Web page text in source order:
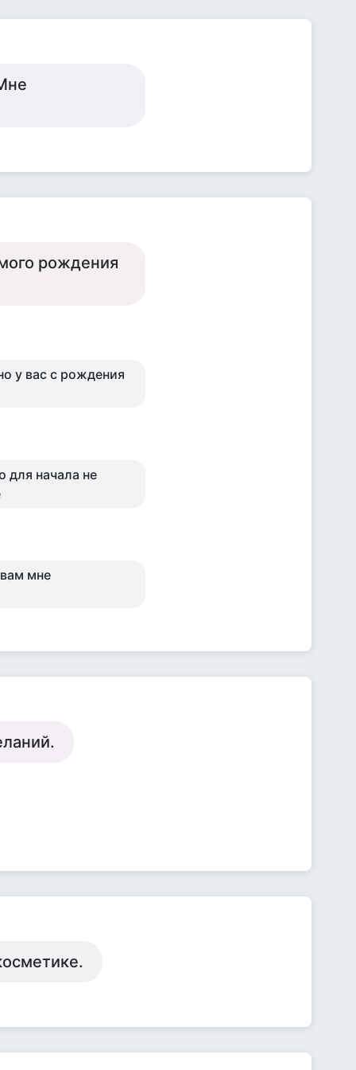
рождения
у вас с рождения
для начала не
мне